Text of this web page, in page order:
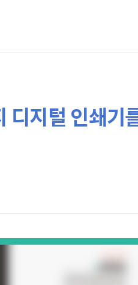
지털 인쇄기